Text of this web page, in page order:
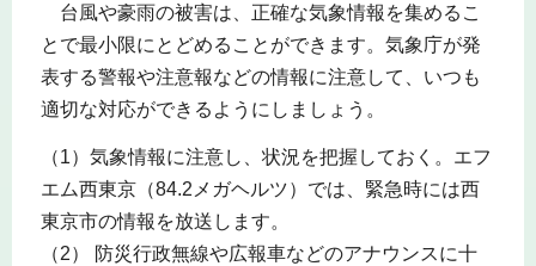
台風や豪雨の被害は、正確な気象情報を集めるこ
とで最小限にとどめることができます。気象庁が発
表する警報や注意報などの情報に注意して、いつも
適切な対応ができるようにしましょう。
（1）気象情報に注意し、状況を把握しておく。エフ
エム西東京（84.2メガヘルツ）では、緊急時には西
東京市の情報を放送します。
（2） 防災行政無線や広報車などのアナウンスに十